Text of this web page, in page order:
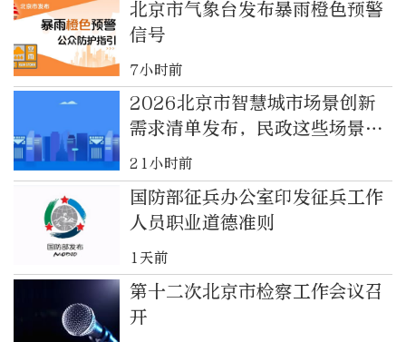
北京市气象台发布暴雨橙色预警
信号
7小时前
2026北京市智慧城市场景创新
需求清单发布，民政这些场景等
你来揭榜！
21小时前
国防部征兵办公室印发征兵工作
人员职业道德准则
1天前
第十二次北京市检察工作会议召
开